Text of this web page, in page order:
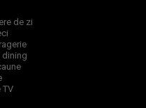
de zi
dining
TV